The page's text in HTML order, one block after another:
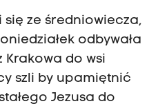
ze średniowiecza,
odbywała
do wsi
szli by upamiętnić
Jezusa do